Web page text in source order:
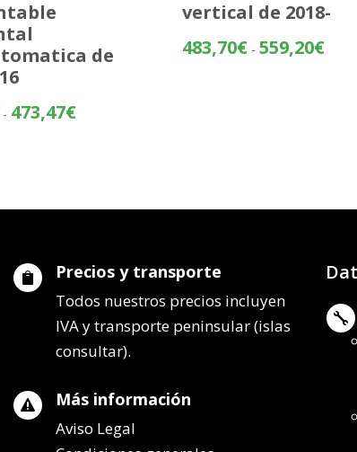
de
- 473,47€Rango
hasta
vertical de 2018-
483,70€ - 559,20€
 Precios y transporte
Todos nuestros precios incluyen
IVA y transporte peninsular (islas
consultar).
 Más información
Aviso Legal
